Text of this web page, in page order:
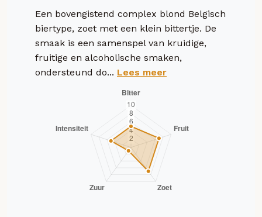
Een bovengistend complex blond Belgisch
biertype, zoet met een klein bittertje. De
smaak is een samenspel van kruidige,
fruitige en alcoholische smaken,
ondersteund do... Lees meer